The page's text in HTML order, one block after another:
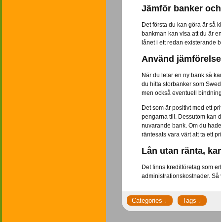
Jämför banker
Det första du kan göra är så
bankman kan visa att du är
lånet i ett redan existerande
Använd
När du letar en ny bank så
du hitta storbanker som
men också eventuell
Det som är positivt med ett
pengarna till. Dessutom kan
nuvarande bank. Om du
räntesats vara värt att ta ett
Lån utan ränta,
Det finns kreditföretag som
administrationskostnader.